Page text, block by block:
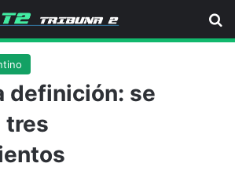
definición: se
tres